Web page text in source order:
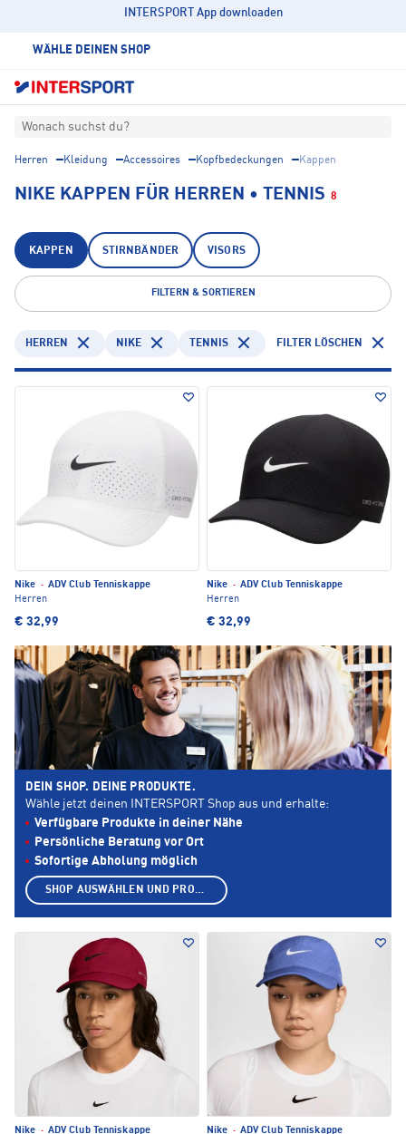
INTERSPORT App downloaden
WÄHLE DEINEN SHOP
Wonach suchst du?
Herren Kleidung Accessoires Kopfbedeckungen Kappen
NIKE KAPPEN FÜR HERREN • TENNIS 8
KAPPEN STIRNBÄNDER VISORS
FILTERN & SORTIEREN
HERREN NIKE TENNIS FILTER LÖSCHEN
Nike · ADV Club Tenniskappe
Herren
€ 32,99
Nike · ADV Club Tenniskappe
Herren
€ 32,99
Nike · ADV Club Tenniskappe
Nike · ADV Club Tenniskappe
DEIN SHOP. DEINE PRODUKTE.
Wähle jetzt deinen INTERSPORT Shop aus und erhalte:
Verfügbare Produkte in deiner Nähe
Persönliche Beratung vor Ort
Sofortige Abholung möglich
SHOP AUSWÄHLEN UND PRODUKTE ANZEIGEN